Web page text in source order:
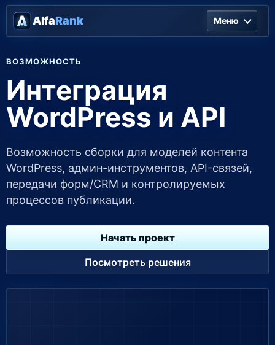
AlfaRank Меню
ВОЗМОЖНОСТЬ
Интеграция
WordPress и API
Возможность сборки для моделей контента
WordPress, админ-инструментов, API-связей,
передачи форм/CRM и контролируемых
процессов публикации.
Начать проект
Посмотреть решения